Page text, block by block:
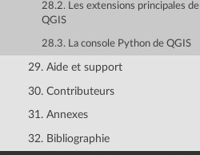
28.2. Les extensions principales de
QGIS
28.3. La console Python de QGIS
29. Aide et support
30. Contributeurs
31. Annexes
32. Bibliographie